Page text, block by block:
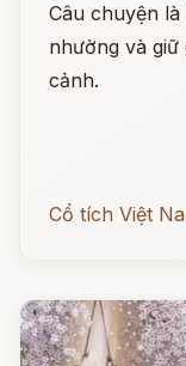
Câu chuyện
nhường và
cảnh.
Cổ tích Việt